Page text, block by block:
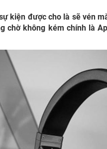
kiện được cho là sẽ vén
chờ không kém chính là